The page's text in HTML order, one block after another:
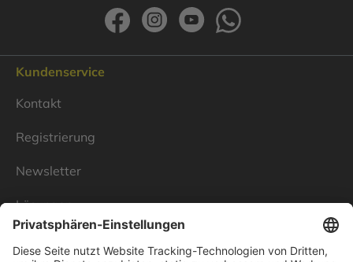
Kundenservice
Kontakt
Registrierung
Newsletter
Lösungen